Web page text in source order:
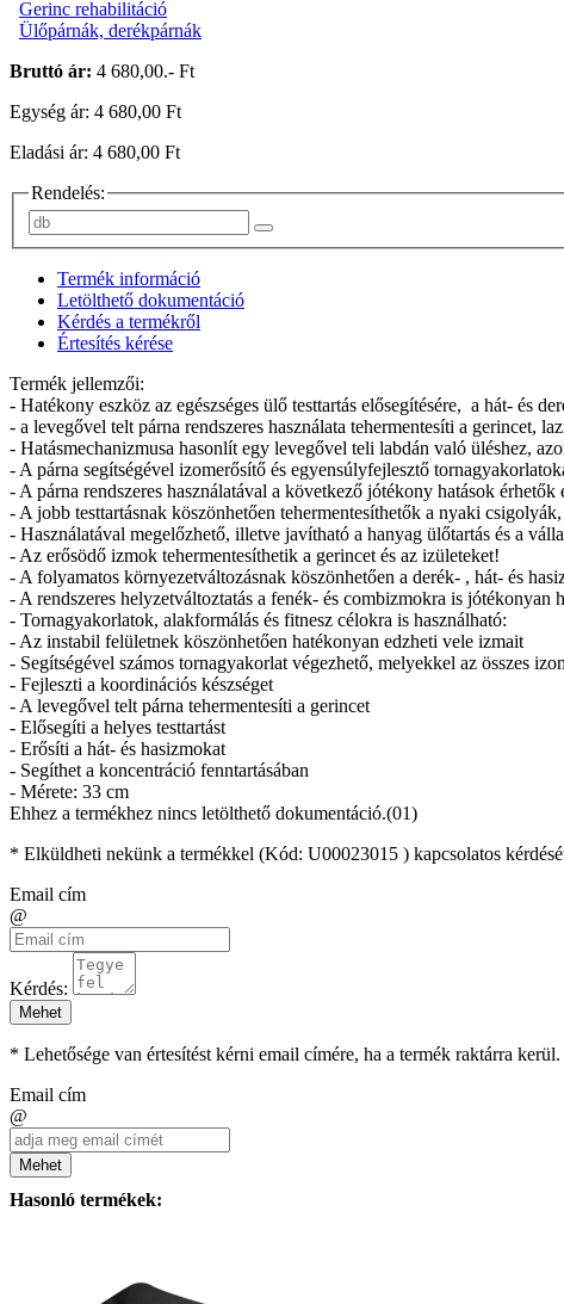
Gerinc rehabilitáció
Ülőpárnák, derékpárnák
Bruttó ár: 4 680,00.- Ft
Egység ár: 4 680,00 Ft
Eladási ár: 4 680,00 Ft
Rendelés:
Termék információ
Letölthető dokumentáció
Kérdés a termékről
Értesítés kérése
Termék jellemzői:
- Hatékony eszköz az egészséges ülő testtartás elősegítésére, a hát- és
- a levegővel telt párna rendszeres használata tehermentesíti a gerincet,
- Hatásmechanizmusa hasonlít egy levegővel teli labdán való üléshez,
- A párna segítségével izomerősítő és egyensúlyfejlesztő
- A párna rendszeres használatával a következő jótékony hatások érhetők
- A jobb testtartásnak köszönhetően tehermentesíthetők a nyaki
- Használatával megelőzhető, illetve javítható a hanyag ülőtartás és a
- Az erősödő izmok tehermentesíthetik a gerincet és az izületeket!
- A folyamatos környezetváltozásnak köszönhetően a derék- , hát- és
- A rendszeres helyzetváltoztatás a fenék- és combizmokra is jótékonyan
- Tornagyakorlatok, alakformálás és fitnesz célokra is használható:
- Az instabil felületnek köszönhetően hatékonyan edzheti vele izmait
- Segítségével számos tornagyakorlat végezhető, melyekkel az összes
- Fejleszti a koordinációs készséget
- A levegővel telt párna tehermentesíti a gerincet
- Elősegíti a helyes testtartást
- Erősíti a hát- és hasizmokat
- Segíthet a koncentráció fenntartásában
- Mérete: 33 cm
Ehhez a termékhez nincs letölthető dokumentáció.(01)
* Elküldheti nekünk a termékkel (Kód: U00023015 ) kapcsolatos
Email cím
@
Kérdés:
Mehet
* Lehetősége van értesítést kérni email címére, ha a termék raktárra
Email cím
@
Mehet
Hasonló termékek: